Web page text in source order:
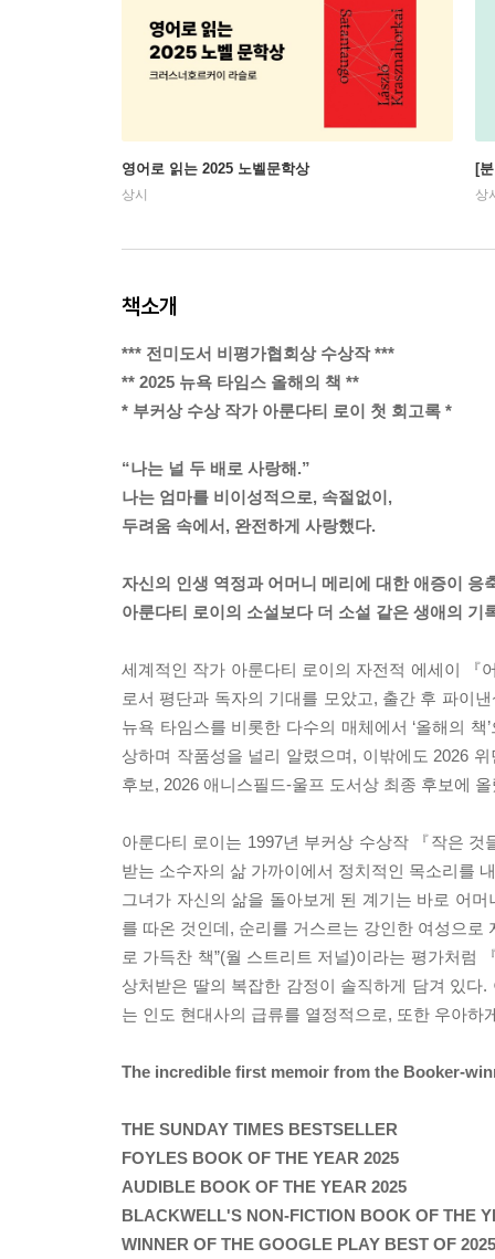
영어로 읽는 2025 노벨문학상
상시
[
상
책소개
*** 전미도서 비평가협회상 수상작 ***
** 2025 뉴욕 타임스 올해의 책 **
* 부커상 수상 작가 아룬다티 로이 첫 회고록 *
“나는 널 두 배로 사랑해.”
나는 엄마를 비이성적으로, 속절없이,
두려움 속에서, 완전하게 사랑했다.
자신의 인생 역정과 어머니 메리에 대한 애증이 응
아룬다티 로이의 소설보다 더 소설 같은 생애의 기
세계적인 작가 아룬다티 로이의 자전적 에세이 『
로서 평단과 독자의 기대를 모았고, 출간 후 파이
뉴욕 타임스를 비롯한 다수의 매체에서 ‘올해의
상하며 작품성을 널리 알렸으며, 이밖에도 2026
후보, 2026 애니스필드-울프 도서상 최종 후보에
아룬다티 로이는 1997년 부커상 수상작 『작은
받는 소수자의 삶 가까이에서 정치적인 목소리를
그녀가 자신의 삶을 돌아보게 된 계기는 바로 어
를 따온 것인데, 순리를 거스르는 강인한 여성으로
로 가득찬 책”(월 스트리트 저널)이라는 평가처럼
상처받은 딸의 복잡한 감정이 솔직하게 담겨 있
는 인도 현대사의 급류를 열정적으로, 또한 우아
The incredible first memoir from the Booker-
THE SUNDAY TIMES BESTSELLER
FOYLES BOOK OF THE YEAR 2025
AUDIBLE BOOK OF THE YEAR 2025
BLACKWELL'S NON-FICTION BOOK OF THE
WINNER OF THE GOOGLE PLAY BEST OF